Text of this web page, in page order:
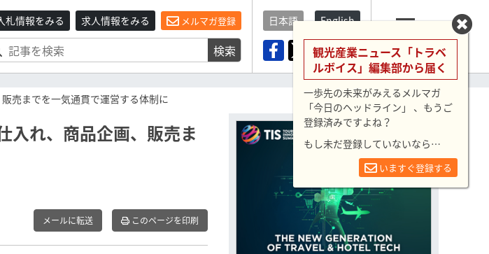
札情報をみる 求人情報をみる メルマガ登録
検索
日本語 English
メニュー
売までを一気通貫で運営する体制に
入れ、商品企画、販売ま
メールに転送 このページを印刷
観光産業ニュース「トラベ
ルボイス」編集部から届く
一歩先の未来がみえるメルマガ
「今日のヘッドライン」 、もうご
登録済みですよね？
もし未だ登録していないなら…
いますぐ登録する